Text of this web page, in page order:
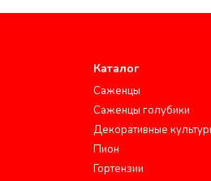
Каталог
Саженцы
Саженцы голубики
Декоративные
Пион
Гортензии